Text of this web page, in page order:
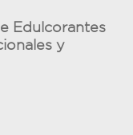
Edulcorantes
y